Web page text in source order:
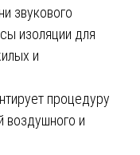
звукового
изоляции для
и
процедуру
воздушного и